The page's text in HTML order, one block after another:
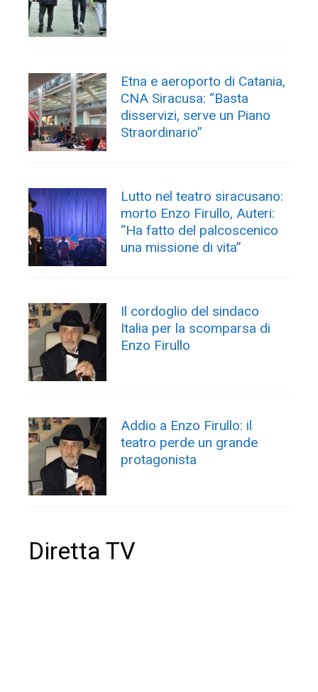
Etna e aeroporto di Catania,
CNA Siracusa: “Basta
disservizi, serve un Piano
Straordinario”
Lutto nel teatro siracusano:
morto Enzo Firullo, Auteri:
“Ha fatto del palcoscenico
una missione di vita”
Il cordoglio del sindaco
Italia per la scomparsa di
Enzo Firullo
Addio a Enzo Firullo: il
teatro perde un grande
protagonista
Diretta TV